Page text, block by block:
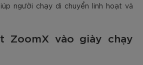
người chạy di chuyển linh hoạt và
ZoomX vào giày chạy